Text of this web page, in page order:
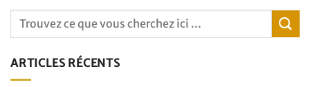
ARTICLES RÉCENTS